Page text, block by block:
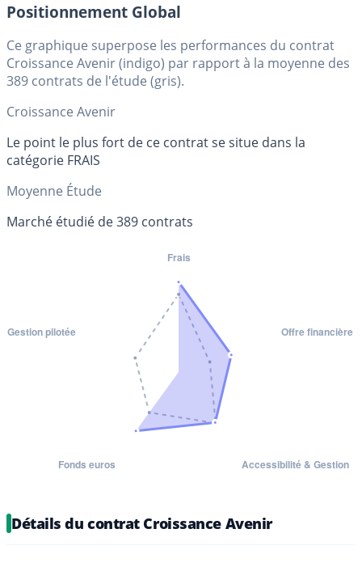
Positionnement Global
Ce graphique superpose les performances du contrat
Croissance Avenir (indigo) par rapport à la moyenne des
389 contrats de l'étude (gris).
Croissance Avenir
Le point le plus fort de ce contrat se situe dans la
catégorie FRAIS
Moyenne Étude
Marché étudié de 389 contrats
Détails du contrat Croissance Avenir